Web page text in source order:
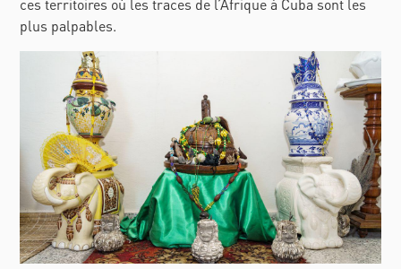
ces territoires où les traces de l’Afrique à Cuba sont les
plus palpables.